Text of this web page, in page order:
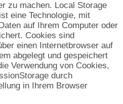
zu machen. Local Storage
eine Technologie, mit
auf Ihrem Computer oder
Cookies sind
einen Internetbrowser auf
abgelegt und gespeichert
Verwendung von Cookies,
durch
in Ihrem Browser